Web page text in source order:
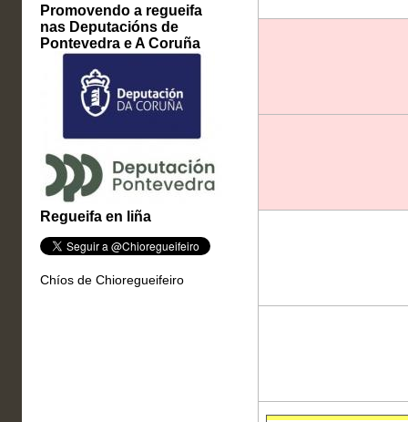
Promovendo a regueifa
nas Deputacións de
Pontevedra e A Coruña
Regueifa en liña
Chíos de Chioregueifeiro